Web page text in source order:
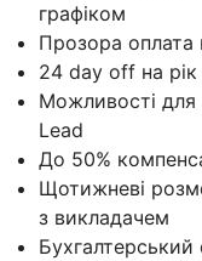
графіком
Прозора оплата
24 day off на
Можливості для
Lead
До 50%
Щотижневі
з викладачем
Бухгалтерський